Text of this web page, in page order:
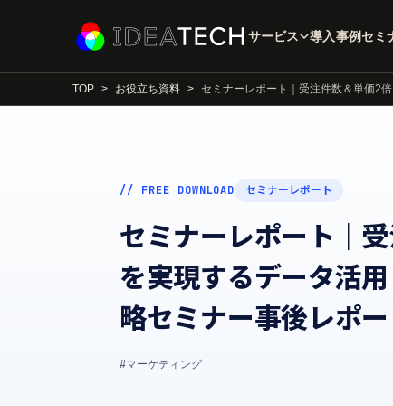
サービス 導入事例セミ
TOP お役立ち資料 セミナーレポート｜受注件数＆単価2
// FREE DOWNLOAD セミナーレポート
セミナーレポート｜
を実現するデータ活
略セミナー事後レポー
#マーケティング